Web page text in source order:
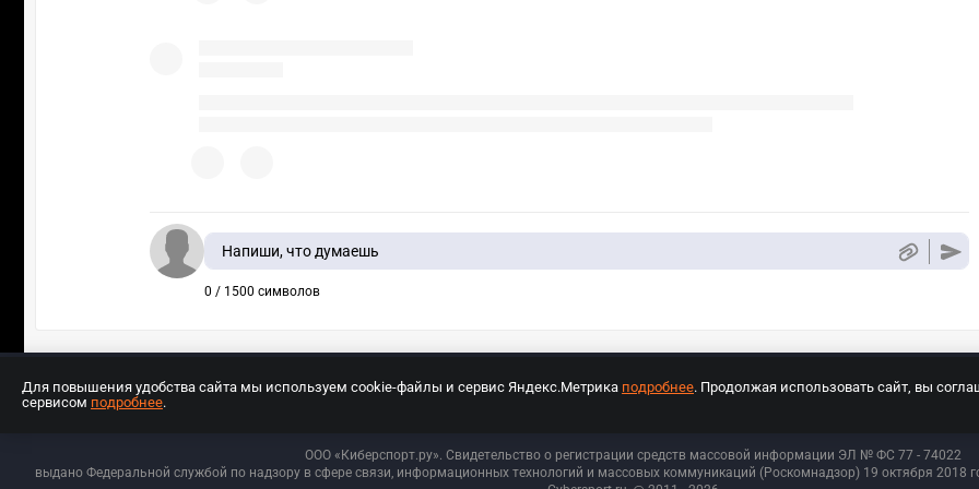
Напиши, что думаешь
0 / 1500 символов
ООО «Киберспорт.ру». Свидетельство о регистрации средств массовой информации ЭЛ № ФС 77 - 74022
выдано Федеральной службой по надзору в сфере связи, информационных технологий и массовых коммуникаций (Роскомнадзор) 19 октября 2018
Для повышения удобства сайта мы используем cookie-файлы и сервис Яндекс.Метрика подробнее. Продолжая использовать сайт, вы
сервисом подробнее.